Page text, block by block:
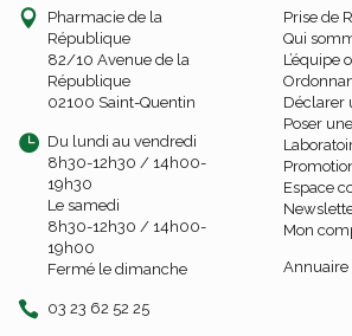
Pharmacie de la
République
82/10 Avenue de la
République
02100 Saint-Quentin
Du lundi au vendredi
8h30-12h30 / 14h00-
19h30
Le samedi
8h30-12h30 / 14h00-
19h00
Fermé le dimanche
03 23 62 52 25
Prise de
Qui
L’équipe
Déclarer
Poser
Espace
Mon
Annuaire